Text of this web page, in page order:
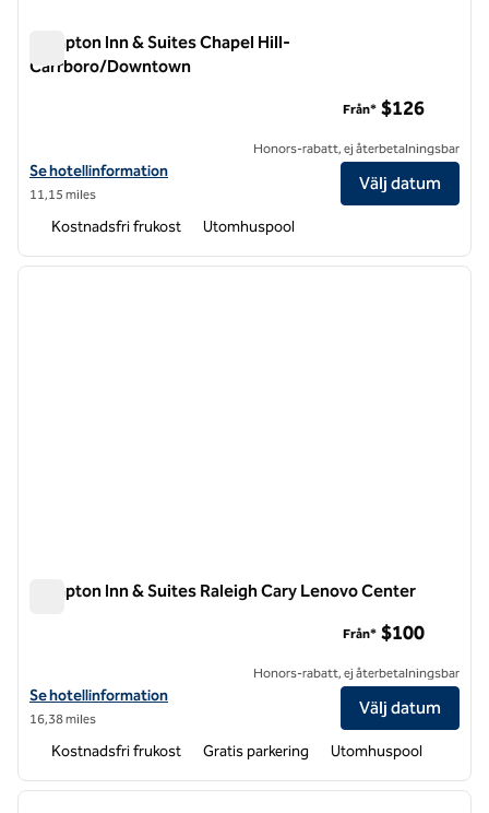
Hampton Inn & Suites Chapel Hill-
Carrboro/Downtown
Visa hotelldetaljer för Hampton Inn & Suites Chapel Hill-Carrboro/
Se hotellinformation
11,15 miles
Från* $126
Honors-rabatt, ej återbetalningsbar
Välj datum
Kostnadsfri frukost Utomhuspool
1 av 12
nästa
Hampton Inn & Suites Raleigh Cary Lenovo Center
Visa hotelluppgifter för Hampton Inn & Suites Raleigh Cary Lenovo
Se hotellinformation
16,38 miles
Från* $100
Honors-rabatt, ej återbetalningsbar
Välj datum
Kostnadsfri frukost Gratis parkering Utomhuspool
1 av 12
nästa